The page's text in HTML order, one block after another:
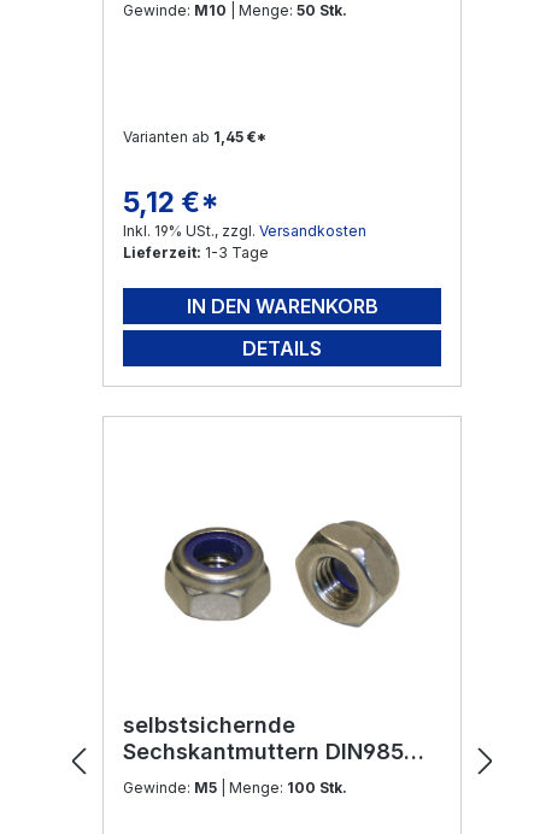
Gewinde: M10 | Menge: 50 Stk.
Varianten ab 1,45 €*
Regulärer Preis:
5,12 €*
Inkl. 19% USt., zzgl. Versandkosten
Lieferzeit: 1-3 Tage
IN DEN WARENKORB
DETAILS
selbstsichernde
Sechskantmuttern DIN985
M5 Edelstahl V2A
Gewinde: M5 | Menge: 100 Stk.